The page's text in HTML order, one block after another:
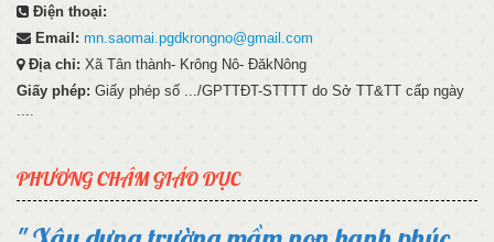
Điện thoại:
Email: mn.saomai.pgdkrongno@gmail.com
Địa chỉ: Xã Tân thành- Krông Nô- ĐăkNông
Giấy phép: Giấy phép số .../GPTTĐT-STTTT do Sở TT&TT cấp ngày
....
PHƯƠNG CHÂM GIÁO DỤC